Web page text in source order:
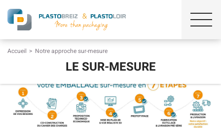
Accueil Notre approche sur-mesure
LE SUR-MESURE